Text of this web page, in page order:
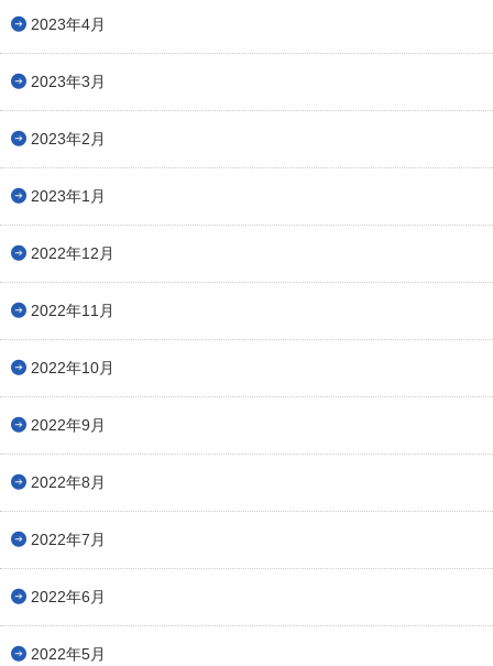
2023年4月
2023年3月
2023年2月
2023年1月
2022年12月
2022年11月
2022年10月
2022年9月
2022年8月
2022年7月
2022年6月
2022年5月